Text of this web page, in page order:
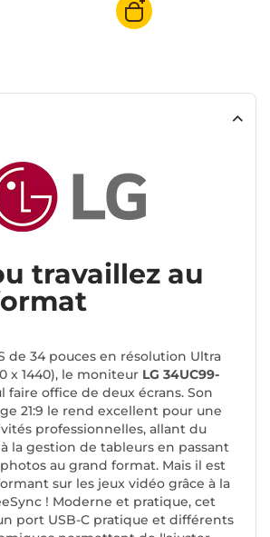
travaillez au
de 34 pouces en résolution Ultra
x 1440), le moniteur LG 34UC99-
faire office de deux écrans. Son
21:9 le rend excellent pour une
professionnelles, allant du
la gestion de tableurs en passant
au grand format. Mais il est
sur les jeux vidéo grâce à la
! Moderne et pratique, cet
port USB-C pratique et différents